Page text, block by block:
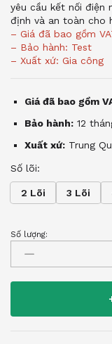
yêu cầu kết nối điện
định và an toàn cho
– Giá đã bao gồm
– Bảo hành: Test
– Xuất xứ: Gia công
Giá đã bao gồm
Bảo hành: 12
Xuất xứ: Trung
Số lõi:
2 Lõi 3 Lõi
Đầu
Số lượng: